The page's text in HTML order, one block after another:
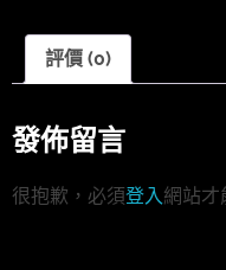
評價 (0)
發佈留言
很抱歉，必須登入網站才